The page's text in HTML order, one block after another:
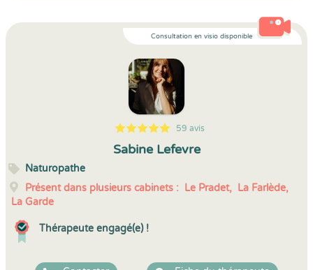
Consultation en visio disponible
5
1
5
59 59 avis
Sabine Lefevre
Naturopathe
Présent dans plusieurs cabinets : Le Pradet, La Farlède,
La Garde
Thérapeute engagé(e) !